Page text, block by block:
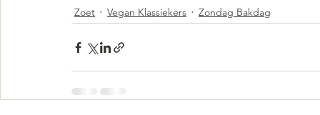
Zoet
Vegan Klassiekers Zondag Bakdag